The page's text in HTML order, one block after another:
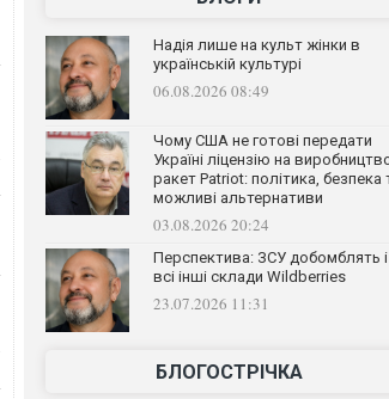
Надія лише на культ жінки в
українській культурі
06.08.2026 08:49
Чому США не готові передати
Україні ліцензію на
ракет Patriot: політика, безпека
можливі альтернативи
03.08.2026 20:24
Перспектива: ЗСУ добомблять і
всі інші склади Wildberries
23.07.2026 11:31
БЛОГОСТРІЧКА